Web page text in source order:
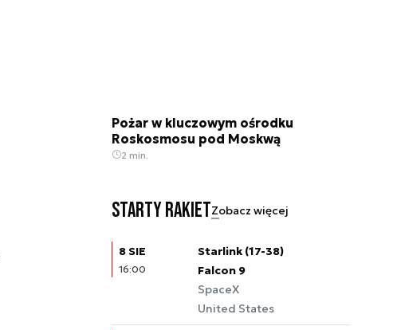
Pożar w kluczowym ośrodku
Roskosmosu pod Moskwą
2 min.
Starty rakietZobacz więcej
8 SIE
16:00
Starlink (17-38)
Falcon 9
SpaceX
United States